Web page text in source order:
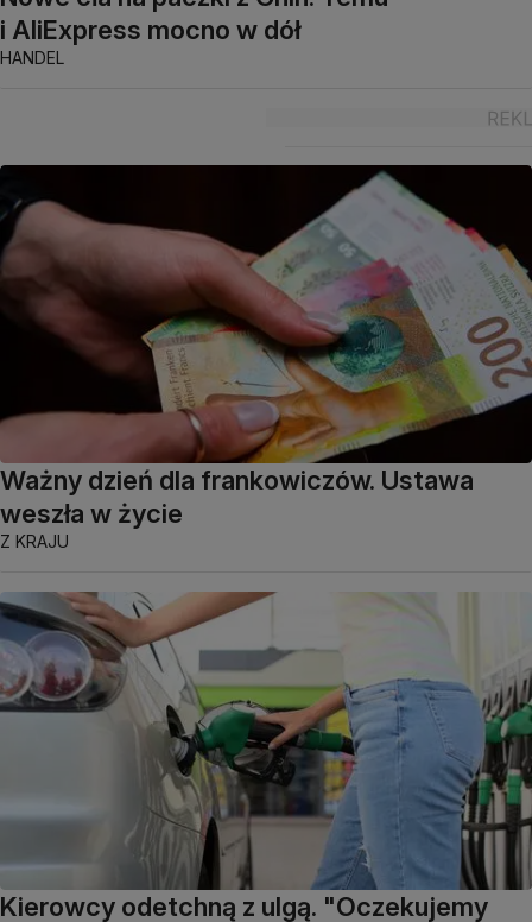
i AliExpress mocno w dół
HANDEL
Ważny dzień dla frankowiczów. Ustawa
weszła w życie
Z KRAJU
Kierowcy odetchną z ulgą. "Oczekujemy